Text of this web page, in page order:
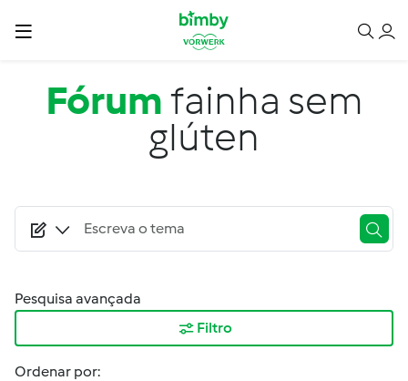
Passar para o conteúdo principal
Fórumfainha sem
glúten
Pesquisa avançada
Filtro
Ordenar por: